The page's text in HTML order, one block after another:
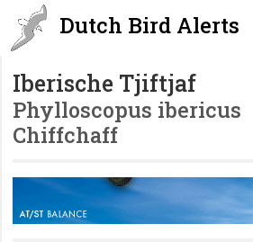
Dutch Bird Alerts
Iberische Tjiftjaf
Phylloscopus ibericus
Chiffchaff